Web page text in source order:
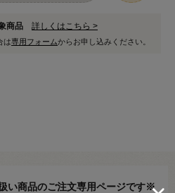
商品 詳しくはこちら >
は専用フォームからお申し込みください。
い商品のご注文専用ページです※